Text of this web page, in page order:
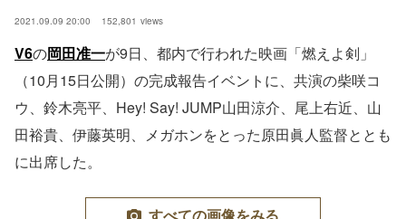
2021.09.09 20:00 152,801 views
V6の岡田准一が9日、都内で行われた映画「燃えよ剣」
（10月15日公開）の完成報告イベントに、共演の柴咲コ
ウ、鈴木亮平、Hey! Say! JUMP山田涼介、尾上右近、山
田裕貴、伊藤英明、メガホンをとった原田眞人監督ととも
に出席した。